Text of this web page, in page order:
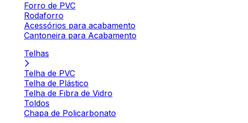
Forro de PVC
Rodaforro
Acessórios para acabamento
Cantoneira para Acabamento
Telhas
Telha de PVC
Telha de Plástico
Telha de Fibra de Vidro
Toldos
Chapa de Policarbonato